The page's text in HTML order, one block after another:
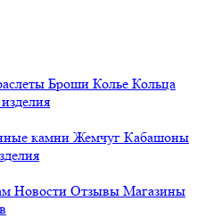
Броши Колье Кольца
камни Жемчуг Кабашоны
Новости Отзывы Магазины